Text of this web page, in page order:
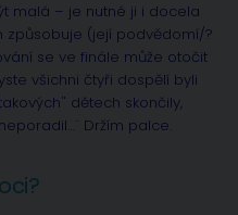
malá – je nutné ji i docela
způsobuje (její podvědomí/?
se ve finále může otočit
všichni čtyři dospělí byli
dětech skončily,
Držím palce.